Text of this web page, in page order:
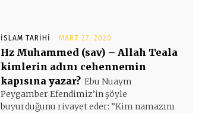
İSLAM TARIHI MART 27, 2020
Hz Muhammed (sav) – Allah Teala
kimlerin adını cehennemin
kapısına yazar? Ebu Nuaym
Peygamber Efendimiz’in şöyle
buyurduğunu rivayet eder: ”Kim namazını